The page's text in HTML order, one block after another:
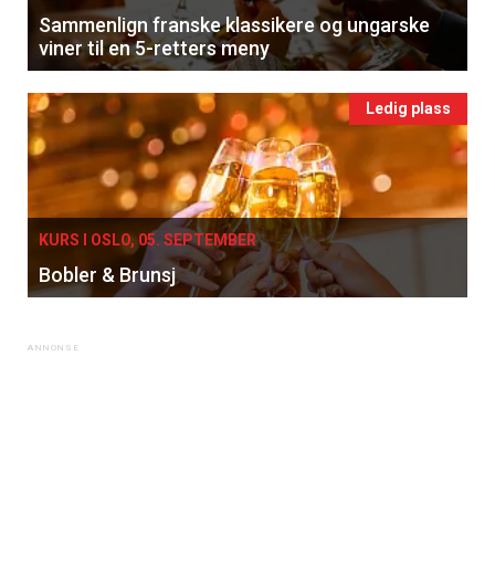
Sammenlign franske klassikere og ungarske
viner til en 5-retters meny
Ledig plass
KURS I OSLO, 05. SEPTEMBER
Bobler & Brunsj